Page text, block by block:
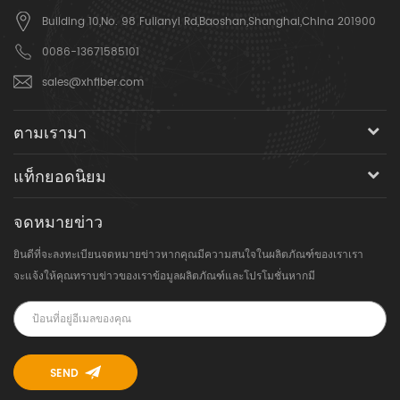
Building 10,No. 98 Fulianyi Rd,Baoshan,Shanghai,China 201900
0086-13671585101
sales@xhfiber.com
ตามเรามา
แท็กยอดนิยม
จดหมายข่าว
ยินดีที่จะลงทะเบียนจดหมายข่าวหากคุณมีความสนใจในผลิตภัณฑ์ของเราเรา
จะแจ้งให้คุณทราบข่าวของเราข้อมูลผลิตภัณฑ์และโปรโมชั่นหากมี